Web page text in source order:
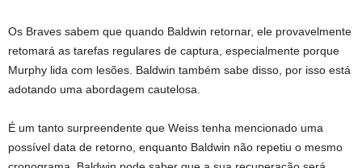
Os Braves sabem que quando Baldwin retornar, ele provavelmente
retomará as tarefas regulares de captura, especialmente porque
Murphy lida com lesões. Baldwin também sabe disso, por isso está
adotando uma abordagem cautelosa.
É um tanto surpreendente que Weiss tenha mencionado uma
possível data de retorno, enquanto Baldwin não repetiu o mesmo